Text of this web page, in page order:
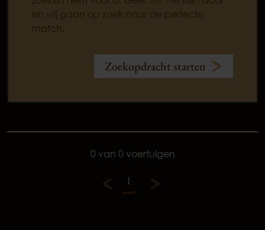
en wij gaan op zoek naar de perfecte
match.
Zoekopdracht starten
0 van 0 voertuigen
1